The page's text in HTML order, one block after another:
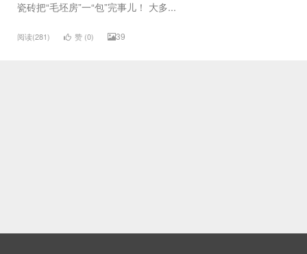
瓷砖把“毛坯房”一“包”完事儿！ 大多...
阅读(281) 赞 (0) 39